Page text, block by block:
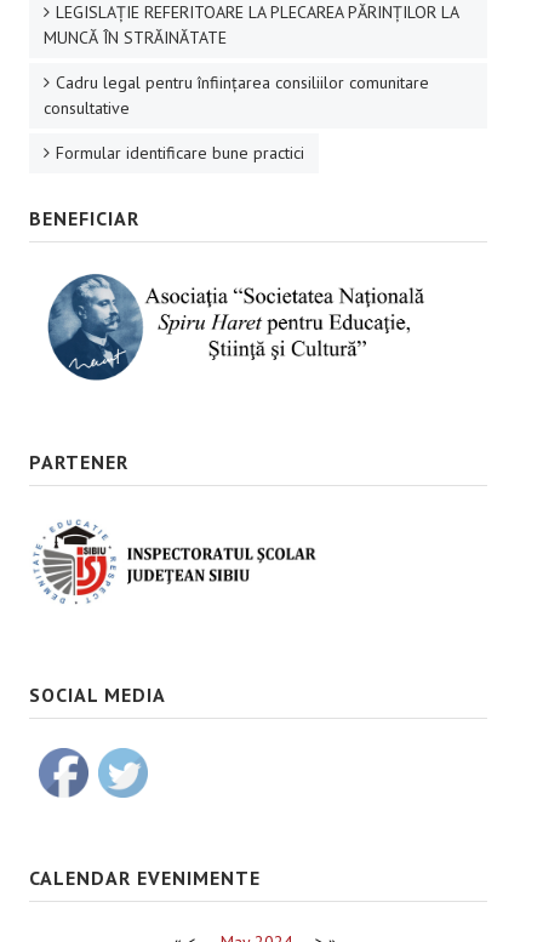
LEGISLAȚIE REFERITOARE LA PLECAREA PĂRINȚILOR LA
MUNCĂ ÎN STRĂINĂTATE
Cadru legal pentru înființarea consiliilor comunitare
consultative
Formular identificare bune practici
BENEFICIAR
PARTENER
SOCIAL MEDIA
CALENDAR EVENIMENTE